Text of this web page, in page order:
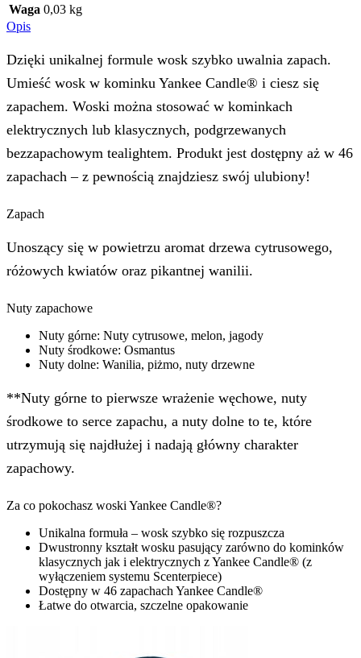
Waga 0,03 kg
Opis
Dzięki unikalnej formule wosk szybko uwalnia zapach.
Umieść wosk w kominku Yankee Candle® i ciesz się
zapachem. Woski można stosować w kominkach
elektrycznych lub klasycznych, podgrzewanych
bezzapachowym tealightem. Produkt jest dostępny aż w 46
zapachach – z pewnością znajdziesz swój ulubiony!
Zapach
Unoszący się w powietrzu aromat drzewa cytrusowego,
różowych kwiatów oraz pikantnej wanilii.
Nuty zapachowe
Nuty górne: Nuty cytrusowe, melon, jagody
Nuty środkowe: Osmantus
Nuty dolne: Wanilia, piżmo, nuty drzewne
**Nuty górne to pierwsze wrażenie węchowe, nuty
środkowe to serce zapachu, a nuty dolne to te, które
utrzymują się najdłużej i nadają główny charakter
zapachowy.
Za co pokochasz woski Yankee Candle®?
Unikalna formuła – wosk szybko się rozpuszcza
Dwustronny kształt wosku pasujący zarówno do kominków
klasycznych jak i elektrycznych z Yankee Candle® (z
wyłączeniem systemu Scenterpiece)
Dostępny w 46 zapachach Yankee Candle®
Łatwe do otwarcia, szczelne opakowanie